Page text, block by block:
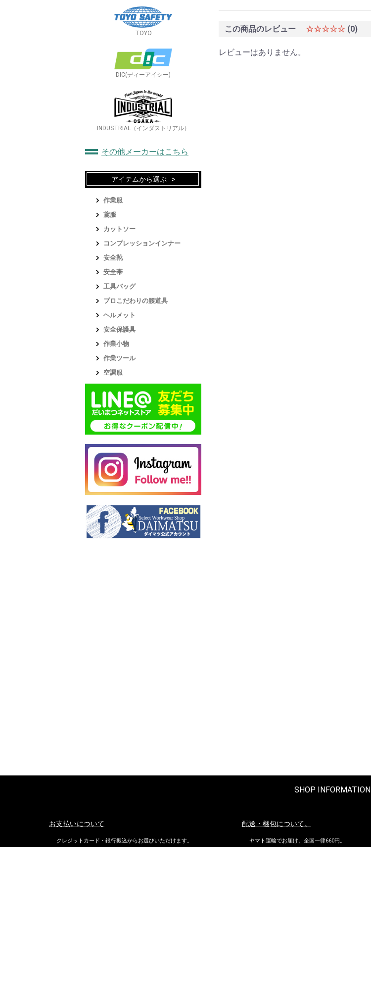
この商品のレビュー ☆☆☆☆☆ (0)
レビューはありません。
TOYO
DIC(ディーアイシー)
INDUSTRIAL（インダストリアル）
その他メーカーはこちら
アイテムから選ぶ
作業服
鳶服
カットソー
コンプレッションインナー
安全靴
安全帯
工具バッグ
プロこだわりの腰道具
ヘルメット
安全保護具
作業小物
作業ツール
空調服
SHOP INFORMATION
お支払いについて
クレジットカード・銀行振込からお選びいただけます。
配送・梱包について。
ヤマト運輸でお届け。全国一律660円。